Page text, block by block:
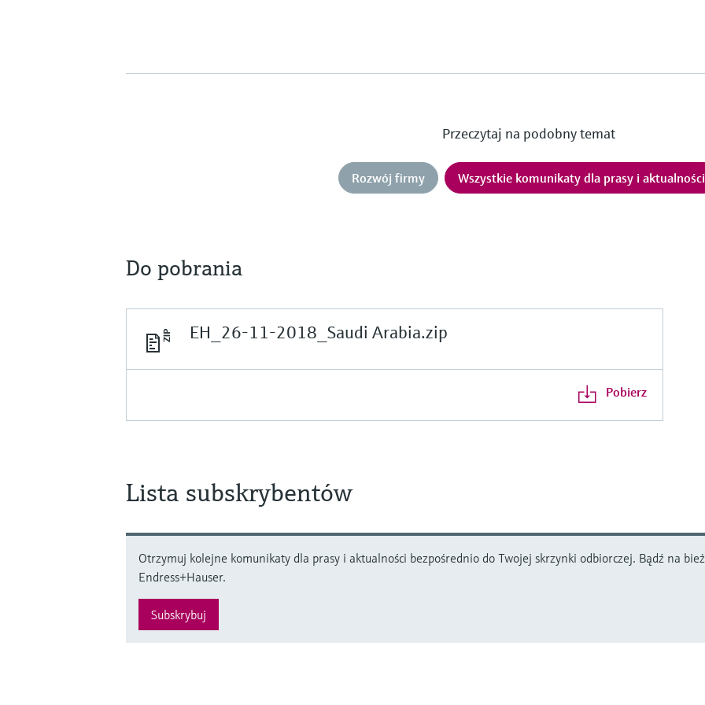
Przeczytaj na podobny temat
Rozwój firmy Wszystkie komunikaty dla prasy i aktualności
Do pobrania
EH_26-11-2018_Saudi Arabia.zip
Pobierz
Lista subskrybentów
Otrzymuj kolejne komunikaty dla prasy i aktualności bezpośrednio do Twojej skrzynki odbiorczej. Bądź na
Endress+Hauser.
Subskrybuj